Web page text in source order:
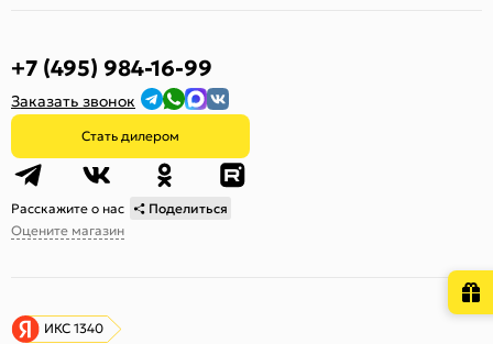
+7 (495) 984-16-99
Заказать звонок
Стать дилером
Расскажите о нас
Поделиться
Оцените магазин
ИКС 1340